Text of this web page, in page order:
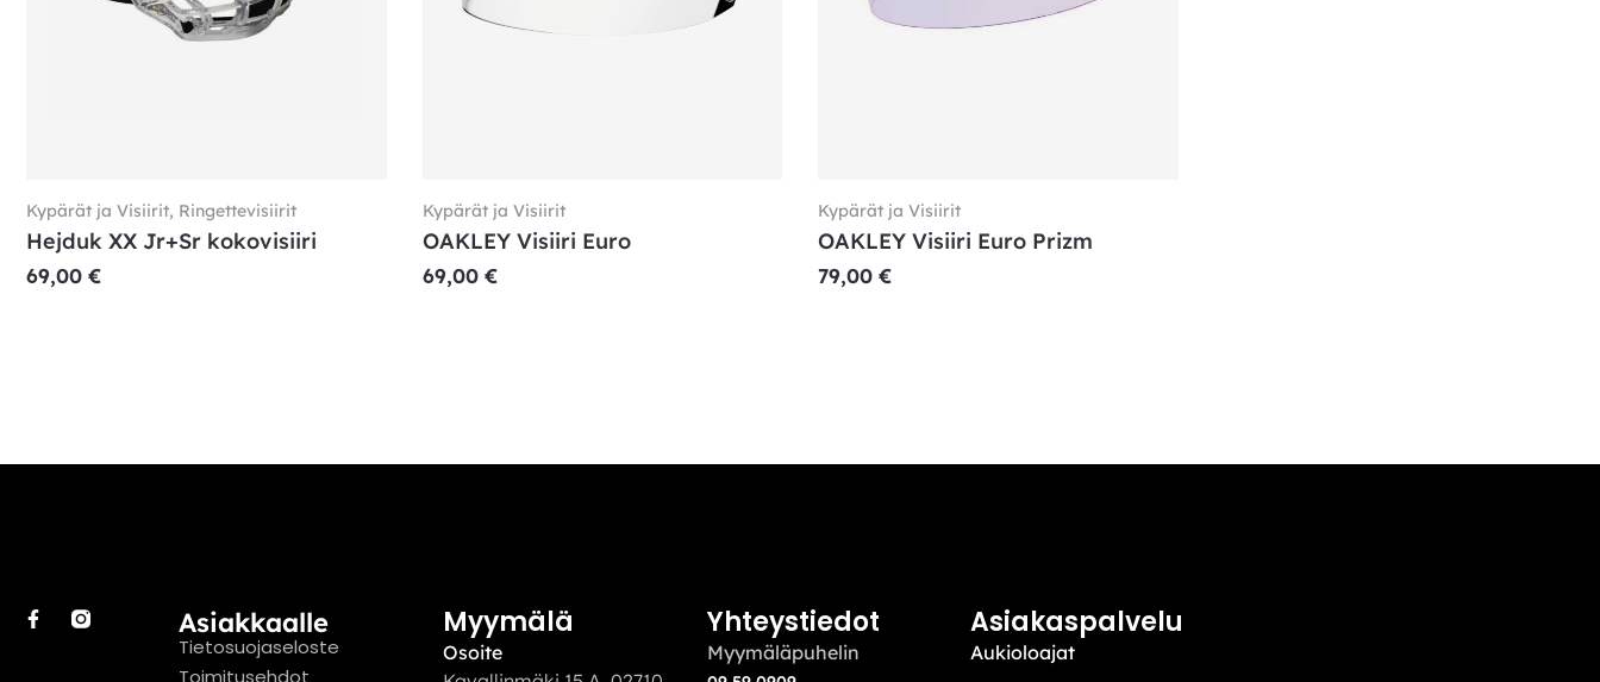
Kypärät ja Visiirit, Ringettevisiirit
Hejduk XX Jr+Sr kokovisiiri
69,00 €
Kypärät ja Visiirit
OAKLEY Visiiri Euro
69,00 €
Kypärät ja Visiirit
OAKLEY Visiiri Euro Prizm
79,00 €
Asiakkaalle
Tietosuojaseloste
Toimitusehdot
Myymälä
Osoite
Yhteystiedot
Myymäläpuhelin
Asiakaspalvelu
Aukioloajat